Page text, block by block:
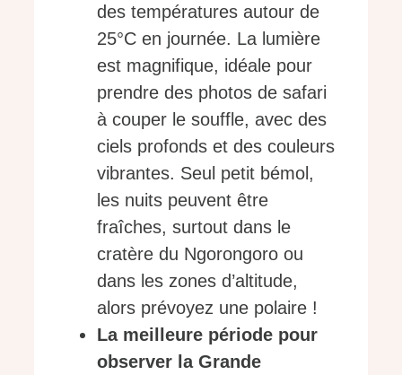
des températures autour de
25°C en journée. La lumière
est magnifique, idéale pour
prendre des photos de safari
à couper le souffle, avec des
ciels profonds et des couleurs
vibrantes. Seul petit bémol,
les nuits peuvent être
fraîches, surtout dans le
cratère du Ngorongoro ou
dans les zones d’altitude,
alors prévoyez une polaire !
La meilleure période pour
observer la Grande